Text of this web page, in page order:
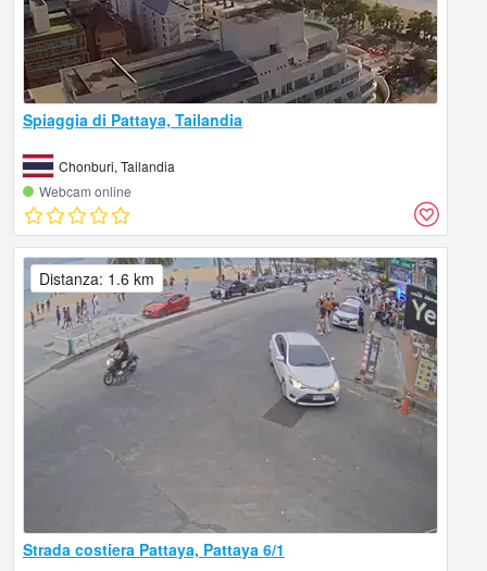
Spiaggia di Pattaya, Tailandia
Chonburi, Tailandia
Webcam online
Strada costiera Pattaya, Pattaya 6/1
Distanza: 1.6 km